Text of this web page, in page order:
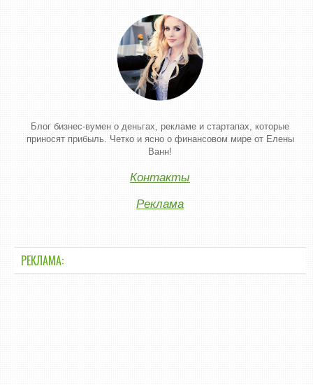
Блог бизнес-вумен о деньгах, рекламе и стартапах, которые
приносят прибыль. Четко и ясно о финансовом мире от Елены
Ванн!
Контакты
Реклама
РЕКЛАМА: